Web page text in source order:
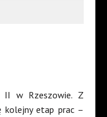
II w Rzeszowie. Z
kolejny etap prac –